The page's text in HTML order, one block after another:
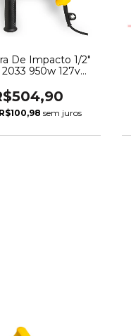
De Impacto 1/2"
2033 950w 127v
R$100,98 sem juros